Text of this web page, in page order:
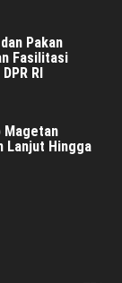
Pakan
Fasilitasi
RI
Magetan
Lanjut Hingga